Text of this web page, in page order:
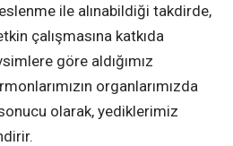
ile alınabildiği takdirde,
çalışmasına katkıda
göre aldığımız
organlarımızda
olarak, yediklerimiz